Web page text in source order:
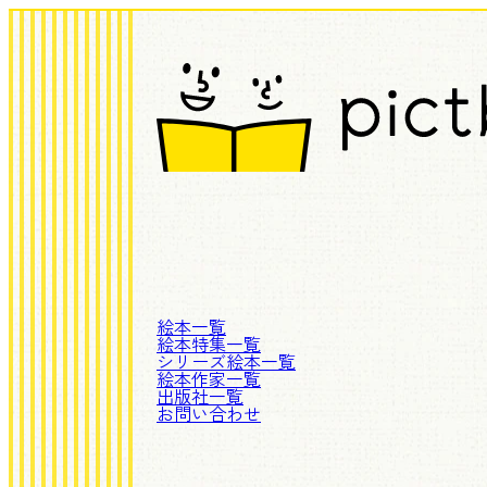
絵本一覧
絵本特集一覧
シリーズ絵本一覧
絵本作家一覧
出版社一覧
お問い合わせ